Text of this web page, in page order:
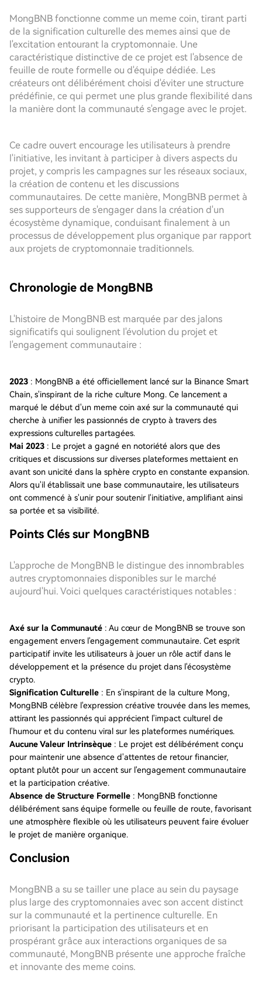
MongBNB fonctionne comme un meme coin, tirant parti
de la signification culturelle des memes ainsi que de
l'excitation entourant la cryptomonnaie. Une
caractéristique distinctive de ce projet est l'absence de
feuille de route formelle ou d'équipe dédiée. Les
créateurs ont délibérément choisi d'éviter une structure
prédéfinie, ce qui permet une plus grande flexibilité dans
la manière dont la communauté s'engage avec le projet.
Ce cadre ouvert encourage les utilisateurs à prendre
l'initiative, les invitant à participer à divers aspects du
projet, y compris les campagnes sur les réseaux sociaux,
la création de contenu et les discussions
communautaires. De cette manière, MongBNB permet à
ses supporteurs de s'engager dans la création d'un
écosystème dynamique, conduisant finalement à un
processus de développement plus organique par rapport
aux projets de cryptomonnaie traditionnels.
Chronologie de MongBNB
L'histoire de MongBNB est marquée par des jalons
significatifs qui soulignent l'évolution du projet et
l'engagement communautaire :
2023 : MongBNB a été officiellement lancé sur la Binance Smart
Chain, s'inspirant de la riche culture Mong. Ce lancement a
marqué le début d'un meme coin axé sur la communauté qui
cherche à unifier les passionnés de crypto à travers des
expressions culturelles partagées.
Mai 2023 : Le projet a gagné en notoriété alors que des
critiques et discussions sur diverses plateformes mettaient en
avant son unicité dans la sphère crypto en constante expansion.
Alors qu'il établissait une base communautaire, les utilisateurs
ont commencé à s'unir pour soutenir l'initiative, amplifiant ainsi
sa portée et sa visibilité.
Points Clés sur MongBNB
L'approche de MongBNB le distingue des innombrables
autres cryptomonnaies disponibles sur le marché
aujourd'hui. Voici quelques caractéristiques notables :
Axé sur la Communauté : Au cœur de MongBNB se trouve son
engagement envers l'engagement communautaire. Cet esprit
participatif invite les utilisateurs à jouer un rôle actif dans le
développement et la présence du projet dans l'écosystème
crypto.
Signification Culturelle : En s'inspirant de la culture Mong,
MongBNB célèbre l'expression créative trouvée dans les memes,
attirant les passionnés qui apprécient l'impact culturel de
l'humour et du contenu viral sur les plateformes numériques.
Aucune Valeur Intrinsèque : Le projet est délibérément conçu
pour maintenir une absence d'attentes de retour financier,
optant plutôt pour un accent sur l'engagement communautaire
et la participation créative.
Absence de Structure Formelle : MongBNB fonctionne
délibérément sans équipe formelle ou feuille de route, favorisant
une atmosphère flexible où les utilisateurs peuvent faire évoluer
le projet de manière organique.
Conclusion
MongBNB a su se tailler une place au sein du paysage
plus large des cryptomonnaies avec son accent distinct
sur la communauté et la pertinence culturelle. En
priorisant la participation des utilisateurs et en
prospérant grâce aux interactions organiques de sa
communauté, MongBNB présente une approche fraîche
et innovante des meme coins.